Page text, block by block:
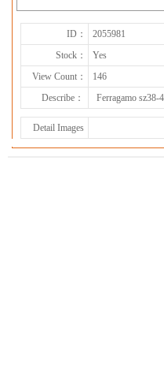
ID： 2055981
Stock：
Yes
View Count：
146
Describe：
Ferragamo sz38-
Detail Images